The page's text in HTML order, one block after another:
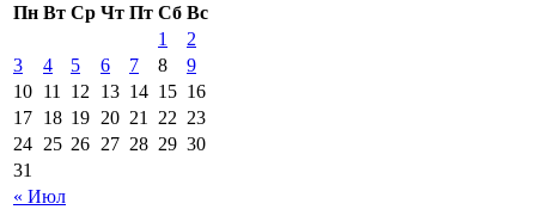
Пн Вт Ср Чт Пт Сб Вс
« Июл
1
2
3
4 5 6 7 8
9
10 11 12 13 14 15 16
17 18 19 20 21 22 23
24 25 26 27 28 29 30
31